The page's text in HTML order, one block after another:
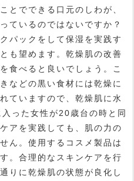
とでできる口元のしわが、
ているのではないですか？
パックをして保湿を実践す
も望めます。乾燥肌の改善
食べると良いでしょう。こ
などの黒い食材には乾燥に
ていますので、乾燥肌に水
った女性が20歳台の時と同
アを実践しても、肌の力の
ん。使用するコスメ製品は
。合理的なスキンケアを行
りに乾燥肌の状態が良化し